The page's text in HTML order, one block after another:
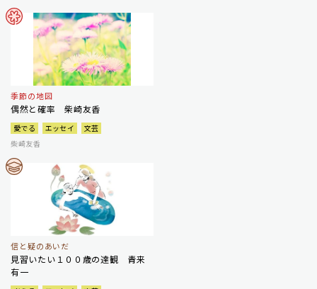
季節の地図
偶然と確率 柴崎友香
愛でる エッセイ
文芸
柴崎友香
信と疑のあいだ
見習いたい１００歳の達観 青来
有一